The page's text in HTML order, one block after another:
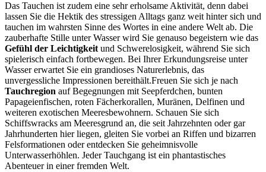
Das Tauchen ist zudem eine sehr erholsame Aktivität, denn dabei
lassen Sie die Hektik des stressigen Alltags ganz weit hinter sich und
tauchen im wahrsten Sinne des Wortes in eine andere Welt ab. Die
zauberhafte Stille unter Wasser wird Sie genauso begeistern wie das
Gefühl der Leichtigkeitund Schwerelosigkeit, während Sie sich
spielerisch einfach fortbewegen. Bei Ihrer Erkundungsreise unter
Wasser erwartet Sie ein grandioses Naturerlebnis, das
unvergessliche Impressionen bereithält.Freuen Sie sich je nach
Tauchregion auf Begegnungen mit Seepferdchen, bunten
Papageienfischen, roten Fächerkorallen, Muränen, Delfinen und
weiteren exotischen Meeresbewohnern. Schauen Sie sich
Schiffswracks am Meeresgrund an, die seit Jahrzehnten oder gar
Jahrhunderten hier liegen, gleiten Sie vorbei an Riffen und bizarren
Felsformationen oder entdecken Sie geheimnisvolle
Unterwasserhöhlen. Jeder Tauchgang ist ein phantastisches
Abenteuer in einer fremden Welt.